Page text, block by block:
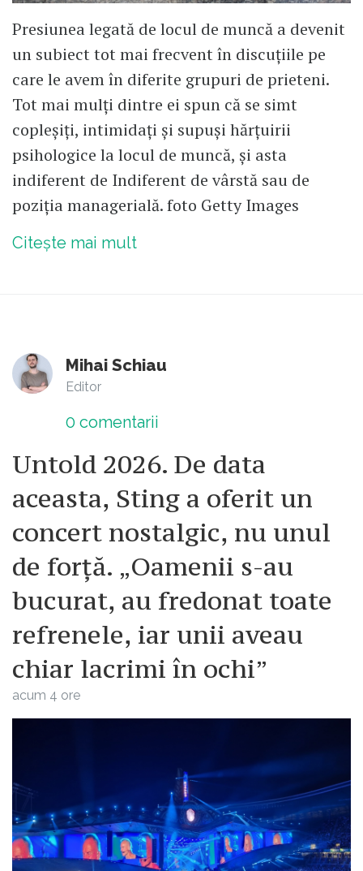
Presiunea legată de locul de muncă a devenit
un subiect tot mai frecvent în discuțiile pe
care le avem în diferite grupuri de prieteni.
Tot mai mulți dintre ei spun că se simt
copleșiți, intimidați și supuși hărțuirii
psihologice la locul de muncă, și asta
indiferent de Indiferent de vârstă sau de
poziția managerială. foto Getty Images
Citește mai mult
Mihai Schiau
Editor
0 comentarii
Untold 2026. De data
aceasta, Sting a oferit un
concert nostalgic, nu unul
de forță. „Oamenii s-au
bucurat, au fredonat toate
refrenele, iar unii aveau
chiar lacrimi în ochi”
acum 4 ore